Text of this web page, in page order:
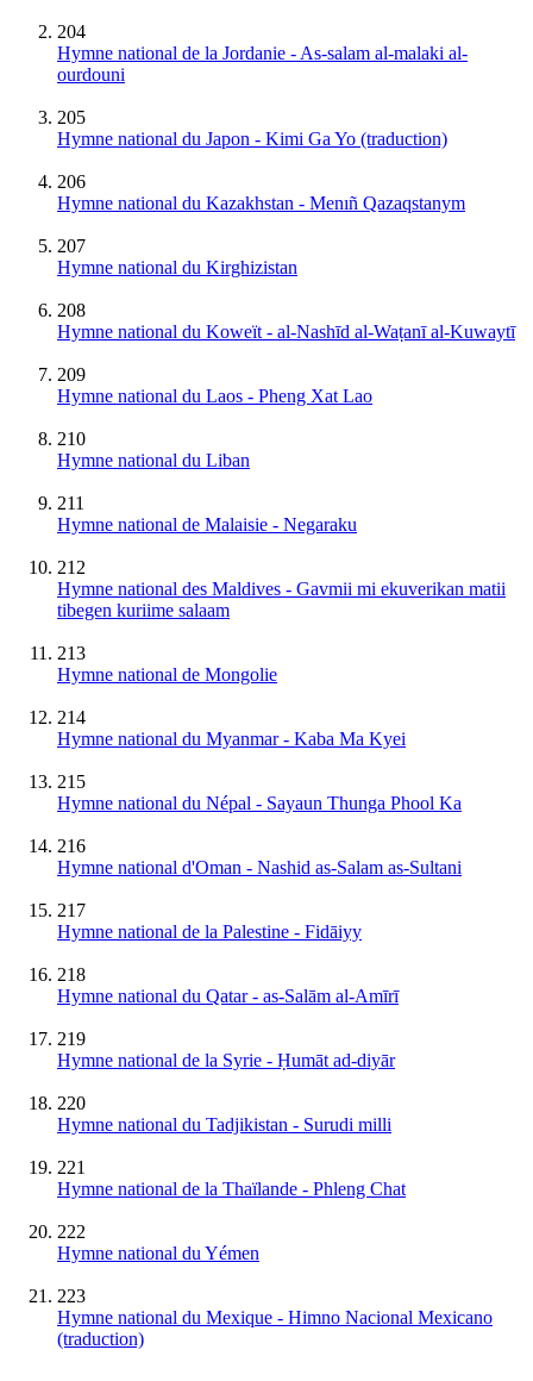
204
Hymne national de la Jordanie - As-salam al-malaki al-
ourdouni
205
Hymne national du Japon - Kimi Ga Yo (traduction)
206
Hymne national du Kazakhstan - Menıñ Qazaqstanym
207
Hymne national du Kirghizistan
208
Hymne national du Koweït - al-Nashīd al-Waṭanī al-Kuwaytī
209
Hymne national du Laos - Pheng Xat Lao
210
Hymne national du Liban
211
Hymne national de Malaisie - Negaraku
212
Hymne national des Maldives - Gavmii mi ekuverikan matii
tibegen kuriime salaam
213
Hymne national de Mongolie
214
Hymne national du Myanmar - Kaba Ma Kyei
215
Hymne national du Népal - Sayaun Thunga Phool Ka
216
Hymne national d'Oman - Nashid as-Salam as-Sultani
217
Hymne national de la Palestine - Fidāiyy
218
Hymne national du Qatar - as-Salām al-Amīrī
219
Hymne national de la Syrie - Ḥumāt ad-diyār
220
Hymne national du Tadjikistan - Surudi milli
221
Hymne national de la Thaïlande - Phleng Chat
222
Hymne national du Yémen
223
Hymne national du Mexique - Himno Nacional Mexicano
(traduction)